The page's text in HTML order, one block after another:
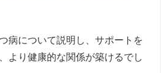
病について説明し、サポートを
より健康的な関係が築けるでし